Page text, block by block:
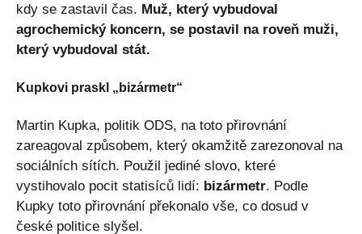
kdy se zastavil čas. Muž, který vybudoval
agrochemický koncern, se postavil na roveň muži,
který vybudoval stát.
Kupkovi praskl „bizármetr“
Martin Kupka, politik ODS, na toto přirovnání
zareagoval způsobem, který okamžitě zarezonoval na
sociálních sítích. Použil jediné slovo, které
vystihovalo pocit statisíců lidí: bizármetr. Podle
Kupky toto přirovnání překonalo vše, co dosud v
české politice slyšel.